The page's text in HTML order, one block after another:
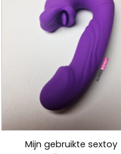
Mijn gebruikte sextoy